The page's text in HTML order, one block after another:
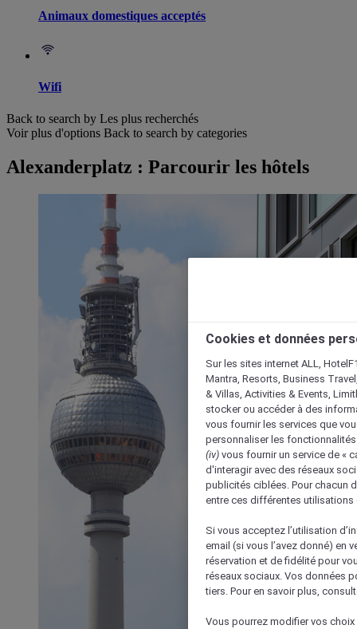
Animaux domestiques acceptés
Wifi
Back to search by Les plus recherchés
Voir plus d'options Back to search by categories
Alexanderplatz : Parcourir les hôtels
Cookies et données
Sur les sites internet ALL,
Mantra, Resorts, Business
& Villas, Activities & Events,
stocker ou accéder à des
vous fournir les services que
personnaliser les
(iv) vous fournir un service de «
d'interagir avec des réseaux
publicités ciblées. Pour chacun
entre ces différentes utilisations
Si vous acceptez l’utilisation
email (si vous l’avez donné) en
réservation et de fidélité pour
réseaux sociaux. Vos données
tiers. Pour en savoir plus,
Vous pourrez modifier vos